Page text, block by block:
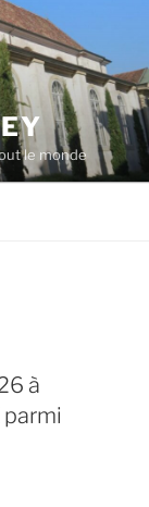
le monde
à
parmi